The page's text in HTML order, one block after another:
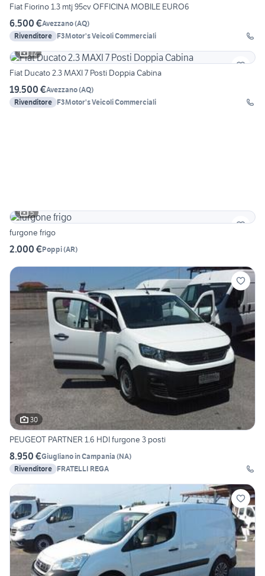
Fiat Fiorino 1.3 mtj 95cv OFFICINA MOBILE EURO6
6.500 €Avezzano(AQ)
Rivenditore F3Motor's Veicoli Commerciali
12
Fiat Ducato 2.3 MAXI 7 Posti Doppia Cabina
19.500 €Avezzano(AQ)
Rivenditore F3Motor's Veicoli Commerciali
5
furgone frigo
2.000 €Poppi(AR)
30
PEUGEOT PARTNER 1.6 HDI furgone 3 posti
8.950 €Giugliano in Campania (NA)
Rivenditore FRATELLI REGA